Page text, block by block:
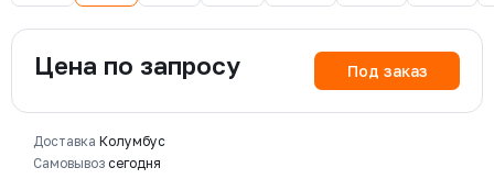
Цена по запросу Под заказ
Доставка Колумбус
Самовывоз сегодня